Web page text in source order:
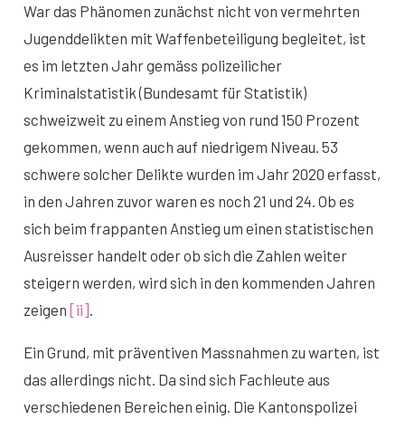
War das Phänomen zunächst nicht von vermehrten
Jugenddelikten mit Waffenbeteiligung begleitet, ist
es im letzten Jahr gemäss polizeilicher
Kriminalstatistik (Bundesamt für Statistik)
schweizweit zu einem Anstieg von rund 150 Prozent
gekommen, wenn auch auf niedrigem Niveau. 53
schwere solcher Delikte wurden im Jahr 2020 erfasst,
in den Jahren zuvor waren es noch 21 und 24. Ob es
sich beim frappanten Anstieg um einen statistischen
Ausreisser handelt oder ob sich die Zahlen weiter
steigern werden, wird sich in den kommenden Jahren
zeigen [ii].
Ein Grund, mit präventiven Massnahmen zu warten, ist
das allerdings nicht. Da sind sich Fachleute aus
verschiedenen Bereichen einig. Die Kantonspolizei